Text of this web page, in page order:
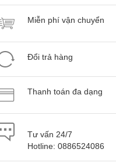
Miễn phí vận chuyển
Đổi trả hàng
Thanh toán đa dạng
Tư vấn 24/7
Hotline: 0886524086